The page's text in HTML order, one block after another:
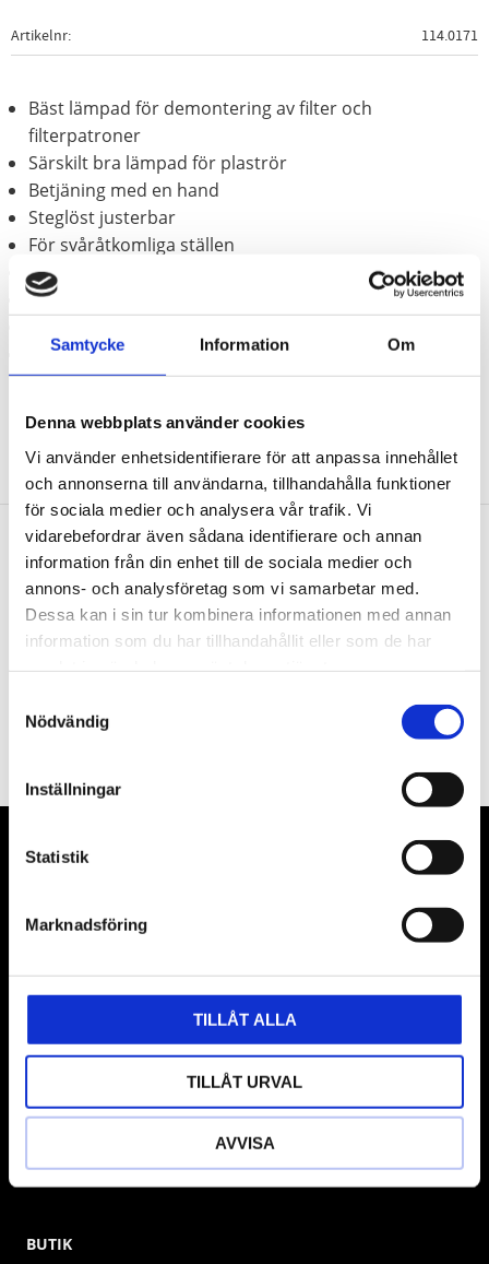
Samtycke Information Om
Denna webbplats använder cookies
Vi använder enhetsidentifierare för att anpassa innehållet
och annonserna till användarna, tillhandahålla funktioner
för sociala medier och analysera vår trafik. Vi
vidarebefordrar även sådana identifierare och annan
information från din enhet till de sociala medier och
annons- och analysföretag som vi samarbetar med.
Dessa kan i sin tur kombinera informationen med annan
information som du har tillhandahållit eller som de har
Nödvändig
Inställningar
Statistik
Marknadsföring
TILLÅT ALLA
TILLÅT URVAL
AVVISA
Artikelnr 114.0171
Bäst lämpad för demontering av filter och
filterpatroner
Särskilt bra lämpad för plaströr
Betjäning med en hand
Steglöst justerbar
För svåråtkomliga ställen
glidfast. gummerad bomull-textilband
Med metallhandtag
Krom vanadium
Nyhetsbrev
integritetspolicy.
VÅRA LEVERANTÖRER
Våra främsta leverantörer är KS Tools verktyg, ATH billyftar
& däckmaskiner och Master luftmaskiner. Kontakta oss
kunden.
BUTIK